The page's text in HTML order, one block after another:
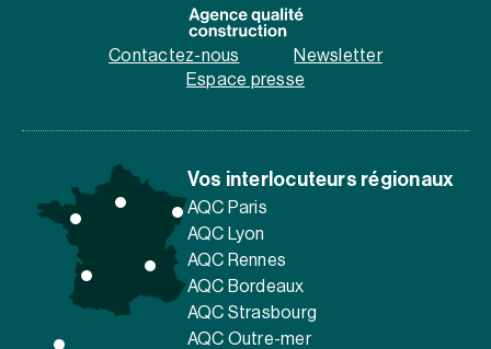
Contactez-nous
Newsletter
Espace presse
Vos interlocuteurs régionaux
AQC Paris
AQC Lyon
AQC Rennes
AQC Bordeaux
AQC Strasbourg
AQC Outre-mer